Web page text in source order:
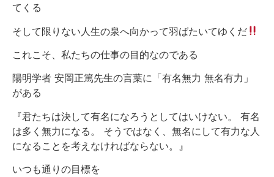
てくる
そして限りない人生の泉へ向かって羽ばたいてゆくだ
これこそ、私たちの仕事の目的なのである
陽明学者 安岡正篤先生の言葉に「有名無力 無名有力」
がある
『君たちは決して有名になろうとしてはいけない。 有名
は多く無力になる。 そうではなく、無名にして有力な人
になることを考えなければならない。』
いつも通りの目標を